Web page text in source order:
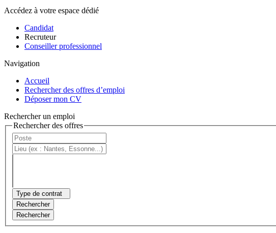
Accédez à votre espace dédié
Candidat
Recruteur
Conseiller professionnel
Navigation
Accueil
Rechercher des offres d’emploi
Déposer mon CV
Rechercher un emploi
Rechercher des offres
Type de contrat
Rechercher
Rechercher